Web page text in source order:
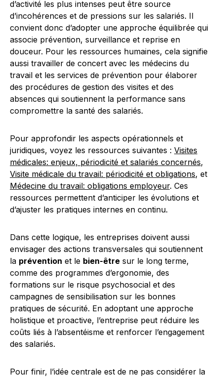
d’activité les plus intenses peut être source
d’incohérences et de pressions sur les salariés. Il
convient donc d’adopter une approche équilibrée qui
associe prévention, surveillance et reprise en
douceur. Pour les ressources humaines, cela signifie
aussi travailler de concert avec les médecins du
travail et les services de prévention pour élaborer
des procédures de gestion des visites et des
absences qui soutiennent la performance sans
compromettre la santé des salariés.
Pour approfondir les aspects opérationnels et
juridiques, voyez les ressources suivantes : Visites
médicales: enjeux, périodicité et salariés concernés,
Visite médicale du travail: périodicité et obligations, et
Médecine du travail: obligations employeur. Ces
ressources permettent d’anticiper les évolutions et
d’ajuster les pratiques internes en continu.
Dans cette logique, les entreprises doivent aussi
envisager des actions transversales qui soutiennent
la prévention et le bien-être sur le long terme,
comme des programmes d’ergonomie, des
formations sur le risque psychosocial et des
campagnes de sensibilisation sur les bonnes
pratiques de sécurité. En adoptant une approche
holistique et proactive, l’entreprise peut réduire les
coûts liés à l’absentéisme et renforcer l’engagement
des salariés.
Pour finir, l’idée centrale est de ne pas considérer la